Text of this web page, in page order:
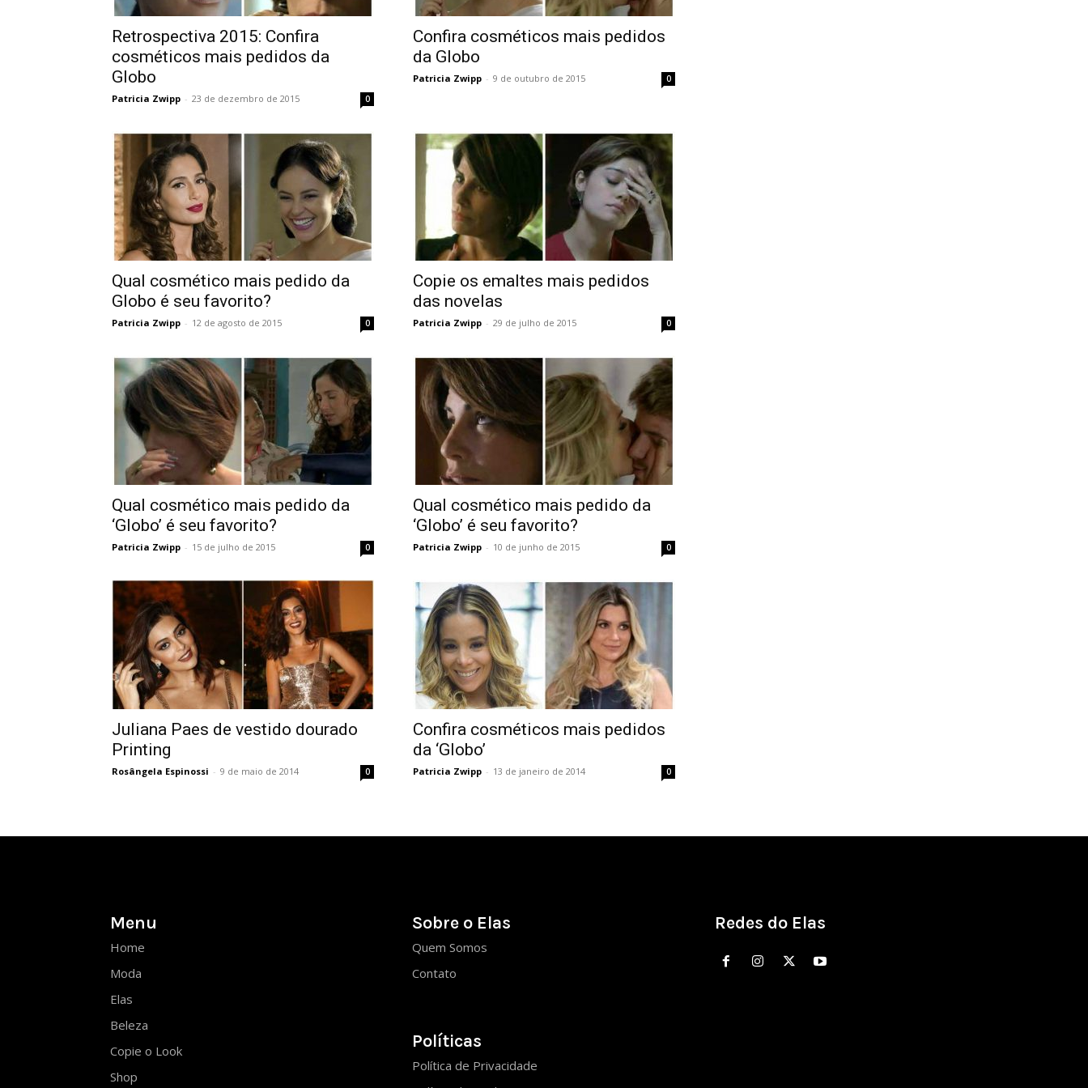
Retrospectiva 2015: Confira
cosméticos mais pedidos da
Globo
Patricia Zwipp - 23 de dezembro de 2015 0
Confira cosméticos mais pedidos
da Globo
Patricia Zwipp - 9 de outubro de 2015 0
Qual cosmético mais pedido da
Globo é seu favorito?
Patricia Zwipp - 12 de agosto de 2015 0
Copie os emaltes mais pedidos
das novelas
Patricia Zwipp - 29 de julho de 2015 0
Qual cosmético mais pedido da
‘Globo’ é seu favorito?
Patricia Zwipp - 15 de julho de 2015 0
Qual cosmético mais pedido da
‘Globo’ é seu favorito?
Patricia Zwipp - 10 de junho de 2015 0
Juliana Paes de vestido dourado
Printing
Rosângela Espinossi - 9 de maio de 2014 0
Confira cosméticos mais pedidos
da ‘Globo’
Patricia Zwipp - 13 de janeiro de 2014 0
Menu
Home
Moda
Elas
Beleza
Copie o Look
Shop
Sobre o Elas
Quem Somos
Contato
Políticas
Política de Privacidade
Redes do Elas